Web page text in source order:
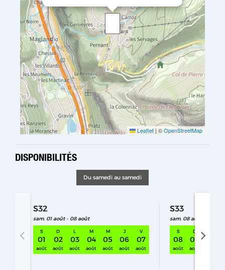
Leaflet | ©OpenStreetMap
DISPONIBILITÉS
Du samedi au samedi
S32
sam. 01 août - 08 août
S
01
août
D
02
août
L
03
août
M
04
août
M
05
août
J
06
août
V
07
août
S33
sam. 08 août - 15 août
S
08
août
D
09
août
S32 sam. 01 août - 08 août